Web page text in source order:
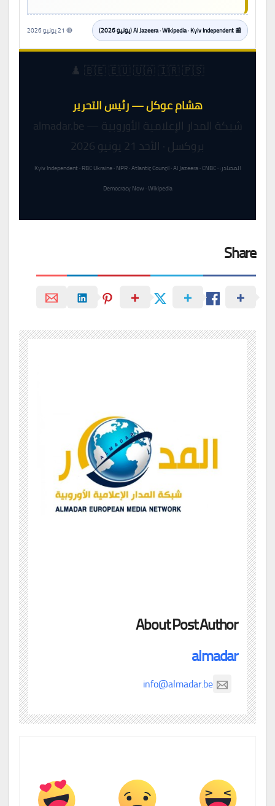
📰 Al Jazeera · Wikipedia · Kyiv Independent (يونيو 2026) 🔴 21 يونيو 2026
🇧🇪 🇪🇺 🇺🇦 🇮🇷 🇵🇸 ♟️
هشام عوكل — رئيس التحرير
شبكة المدار الإعلامية الأوروبية — almadar.be
بروكسل · الأحد 21 يونيو 2026
المصادر: Kyiv Independent · RBC Ukraine · NPR · Atlantic Council · Al Jazeera · CNBC ·
Democracy Now · Wikipedia
Share
About Post Author
almadar
info@almadar.be